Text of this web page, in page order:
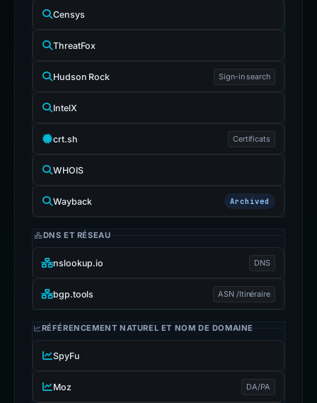
Censys
ThreatFox
Hudson Rock Sign-in search
IntelX
crt.sh Certificats
WHOIS
Wayback Archived
DNS ET RÉSEAU
nslookup.io DNS
bgp.tools ASN /Itinéraire
RÉFÉRENCEMENT NATUREL ET NOM DE DOMAINE
SpyFu
Moz DA/PA